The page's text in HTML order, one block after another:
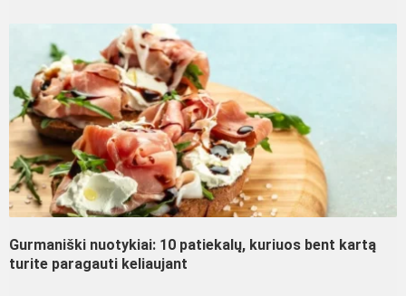
Gurmaniški nuotykiai: 10 patiekalų, kuriuos bent kartą
turite paragauti keliaujant